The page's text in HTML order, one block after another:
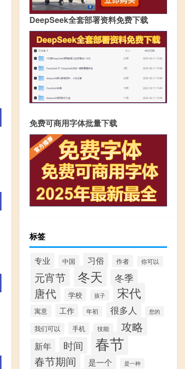
DeepSeek全套部署资料免费下载
免费可商用字体批量下载
标签
专业 中国 习俗 作者 你可以
元宵节 冬天 冬季
唐代 学校 孩子 宋代
寓意 工作 年初 很多人 您的
我们可以 手机 技能 攻略
新年 时间 春节
春节期间 是一个 是一种